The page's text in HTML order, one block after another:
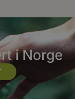
i Norge